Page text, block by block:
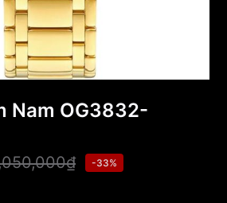
Nam OG3832-
-33%